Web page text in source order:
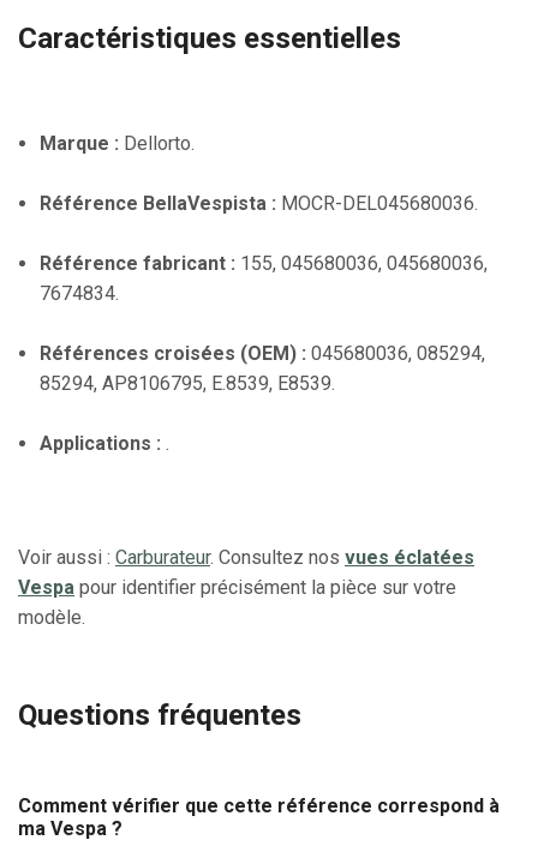
Caractéristiques essentielles
Marque : Dellorto.
Référence BellaVespista : MOCR-DEL045680036.
Référence fabricant : 155, 045680036, 045680036,
7674834.
Références croisées (OEM) : 045680036, 085294,
85294, AP8106795, E.8539, E8539.
Applications : .
Voir aussi : Carburateur. Consultez nos vues éclatées
Vespa pour identifier précisément la pièce sur votre
modèle.
Questions fréquentes
Comment vérifier que cette référence correspond à
ma Vespa ?